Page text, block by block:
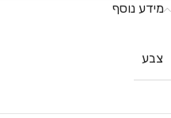
מידע נוסף
צבע